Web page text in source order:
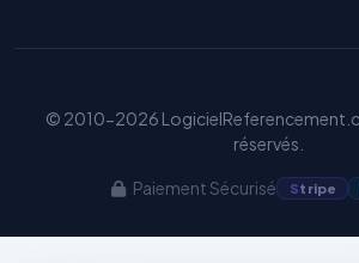
© 2010-2026
réservés.
Paiement Sécurisé Stripe